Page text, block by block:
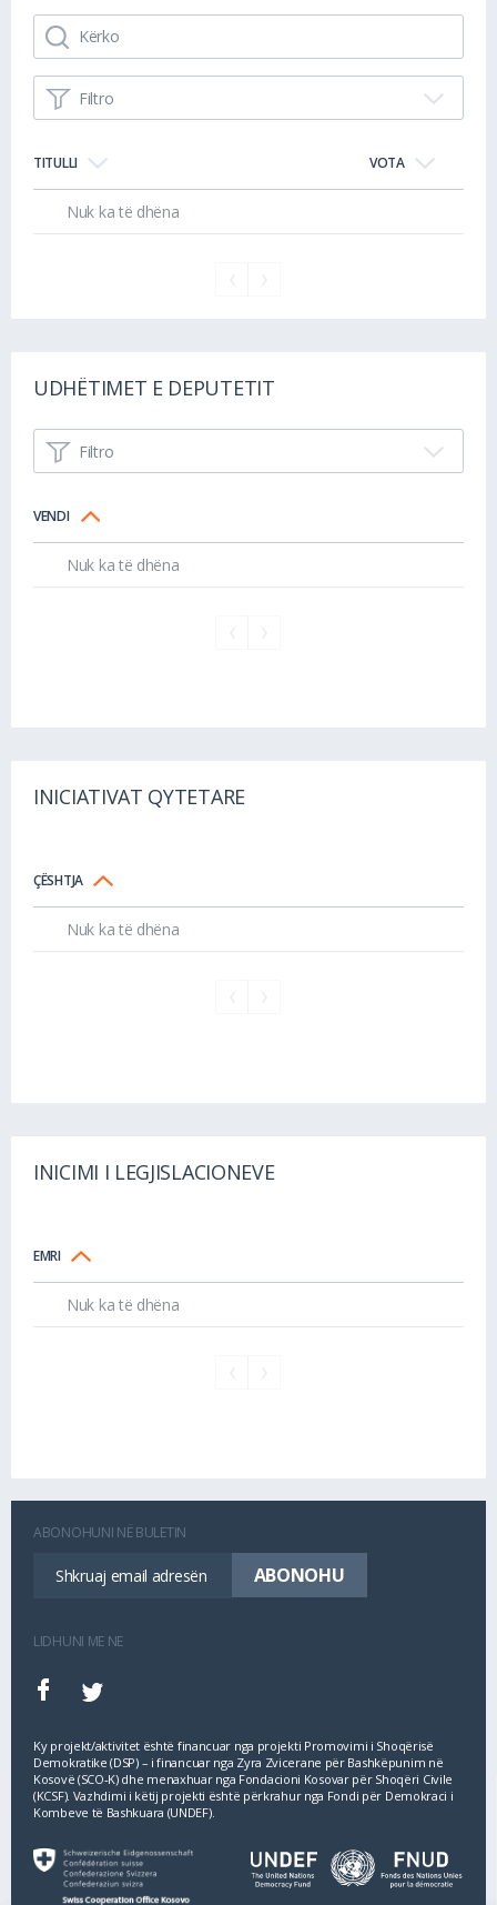
Filtro
TITULLI VOTA
Nuk ka të dhëna
UDHËTIMET E DEPUTETIT
Filtro
VENDI
Nuk ka të dhëna
INICIATIVAT QYTETARE
ÇËSHTJA
Nuk ka të dhëna
INICIMI I LEGJISLACIONEVE
EMRI
Nuk ka të dhëna
ABONOHUNI NË BULETIN
LIDHUNI ME NE
Ky projekt/aktivitet është financuar nga projekti Promovimi i Shoqërisë
Demokratike (DSP) – i financuar nga Zyra Zvicerane për Bashkëpunim në
Kosovë (SCO‐K) dhe menaxhuar nga Fondacioni Kosovar për Shoqëri Civile
(KCSF). Vazhdimi i këtij projekti është përkrahur nga Fondi për Demokraci i
Kombeve të Bashkuara (UNDEF).